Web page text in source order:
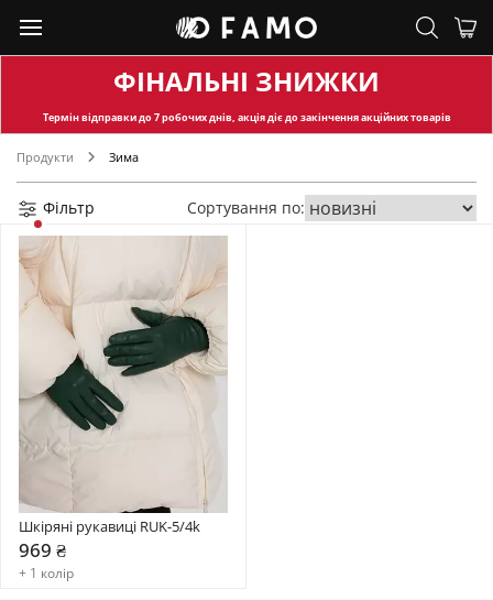
ФІНАЛЬНІ ЗНИЖКИ
Термін відправкидо 7 робочих днів, акція діє до закінчення акційних товарів
Продукти Зима
Фільтр Сортування по:
Шкіряні рукавиці RUK-5/4k
969 ₴
+ 1 колір